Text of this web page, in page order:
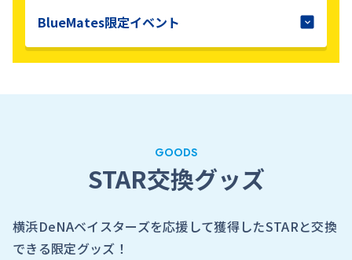
オフィシャルサイト
BlueMates限定イベント
GOODS
STAR交換グッズ
横浜DeNAベイスターズを応援して獲得したSTARと交換
できる限定グッズ！